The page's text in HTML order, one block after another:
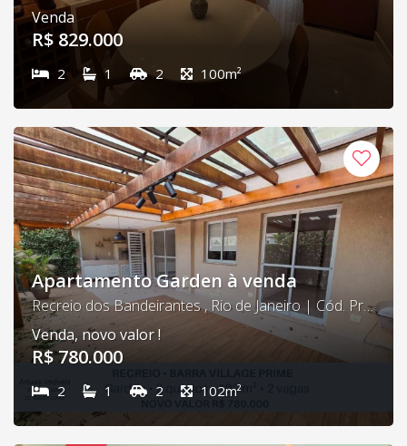
Venda
R$ 829.000
2 1 2 100m²
Apartamento Garden à venda
Recreio dos Bandeirantes , Rio de Janeiro | Cód. Prime 11
Venda, novo valor !
R$ 780.000
2 1 2 102m²